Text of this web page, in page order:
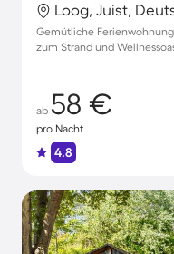
Loog, Juist,
Gemütliche
zum Strand und
ab 58 €
pro Nacht
4.8